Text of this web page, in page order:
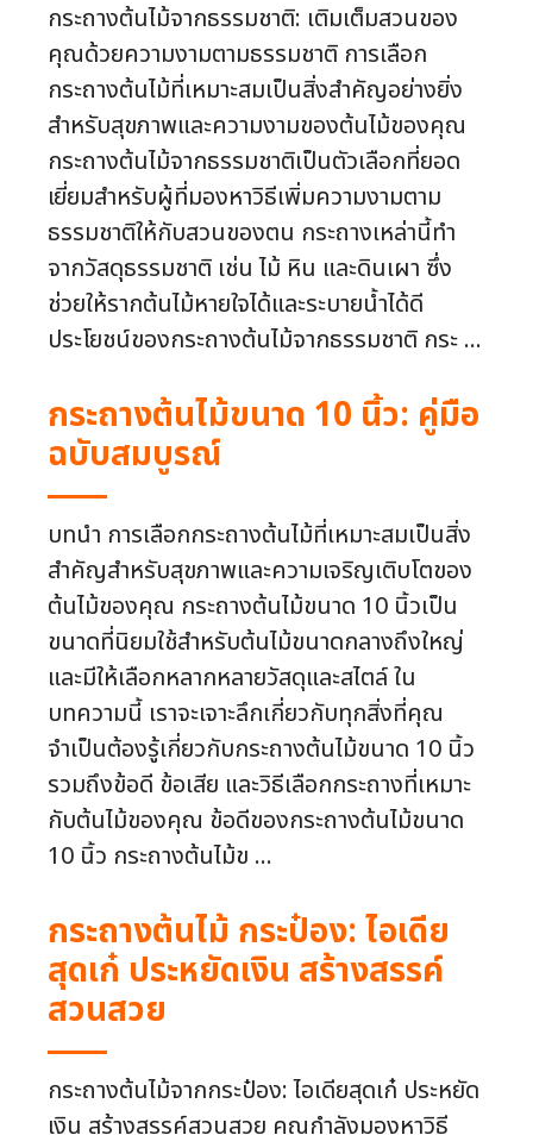
กระถางต้นไม้จากธรรมชาติ: เติมเต็มสวนของ
คุณด้วยความงามตามธรรมชาติ การเลือก
กระถางต้นไม้ที่เหมาะสมเป็นสิ่งสำคัญอย่างยิ่ง
สำหรับสุขภาพและความงามของต้นไม้ของคุณ
กระถางต้นไม้จากธรรมชาติเป็นตัวเลือกที่ยอด
เยี่ยมสำหรับผู้ที่มองหาวิธีเพิ่มความงามตาม
ธรรมชาติให้กับสวนของตน กระถางเหล่านี้ทำ
จากวัสดุธรรมชาติ เช่น ไม้ หิน และดินเผา ซึ่ง
ช่วยให้รากต้นไม้หายใจได้และระบายน้ำได้ดี
ประโยชน์ของกระถางต้นไม้จากธรรมชาติ กระ ...
กระถางต้นไม้ขนาด 10 นิ้ว: คู่มือ
ฉบับสมบูรณ์
บทนำ การเลือกกระถางต้นไม้ที่เหมาะสมเป็นสิ่ง
สำคัญสำหรับสุขภาพและความเจริญเติบโตของ
ต้นไม้ของคุณ กระถางต้นไม้ขนาด 10 นิ้วเป็น
ขนาดที่นิยมใช้สำหรับต้นไม้ขนาดกลางถึงใหญ่
และมีให้เลือกหลากหลายวัสดุและสไตล์ ใน
บทความนี้ เราจะเจาะลึกเกี่ยวกับทุกสิ่งที่คุณ
จำเป็นต้องรู้เกี่ยวกับกระถางต้นไม้ขนาด 10 นิ้ว
รวมถึงข้อดี ข้อเสีย และวิธีเลือกกระถางที่เหมาะ
กับต้นไม้ของคุณ ข้อดีของกระถางต้นไม้ขนาด
10 นิ้ว กระถางต้นไม้ข ...
กระถางต้นไม้ กระป๋อง: ไอเดีย
สุดเก๋ ประหยัดเงิน สร้างสรรค์
สวนสวย
กระถางต้นไม้จากกระป๋อง: ไอเดียสุดเก๋ ประหยัด
เงิน สร้างสรรค์สวนสวย คุณกำลังมองหาวิธี